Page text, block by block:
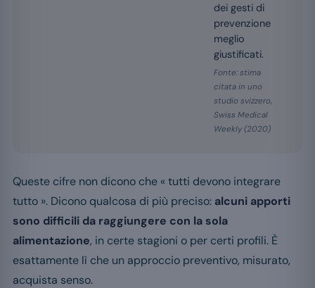
dei gesti di
prevenzione
meglio
giustificati.
Fonte: stima
citata in uno
studio svizzero,
Swiss Medical
Weekly (2020)
Queste cifre non dicono che « tutti devono integrare
tutto ». Dicono qualcosa di più preciso: alcuni apporti
sono difficili da raggiungere con la sola
alimentazione, in certe stagioni o per certi profili. È
esattamente lì che un approccio preventivo, misurato,
acquista senso.